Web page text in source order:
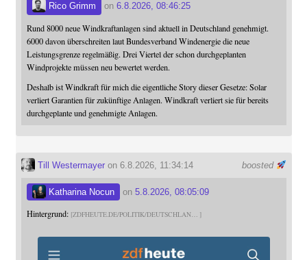
Rico Grimm on 6.8.2026, 08:46:25
Rund 8000 neue Windkraftanlagen sind aktuell in Deutschland genehmigt.
6000 davon überschreiten laut Bundesverband Windenergie die neue
Leistungsgrenze regelmäßig. Drei Viertel der schon durchgeplanten
Windprojekte müssen neu bewertet werden.
Deshalb ist Windkraft für mich die eigentliche Story dieser Gesetze: Solar
verliert Garantien für zukünftige Anlagen. Windkraft verliert sie für bereits
durchgeplante und genehmigte Anlagen.
boosted
Till Westermayeron 6.8.2026, 11:34:14
Katharina Nocun on 5.8.2026, 08:05:09
Hintergrund: ZDFHEUTE.DE/POLITIK/DEUTSCHLAN